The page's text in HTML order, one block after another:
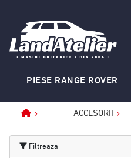
PIESE RANGE ROVER
Home ACCESORII
Filtreaza